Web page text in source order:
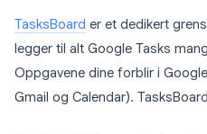
TasksBoard er et dedikert
legger til alt Google Tasks
Oppgavene dine forblir i
Gmail og Calendar).